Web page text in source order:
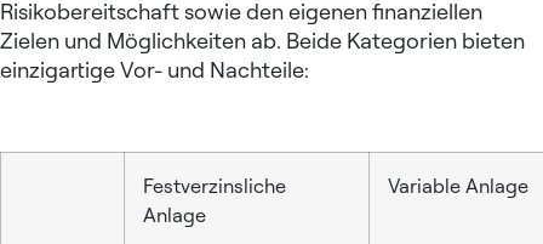
Risikobereitschaft sowie den eigenen finanziellen
Zielen und Möglichkeiten ab. Beide Kategorien bieten
einzigartige Vor- und Nachteile:
Festverzinsliche
Anlage
Variable Anlage